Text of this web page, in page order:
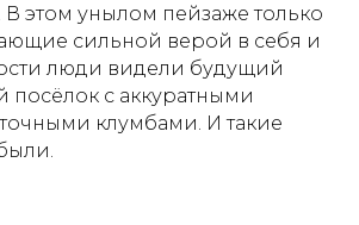
этом унылом пейзаже только
сильной верой в себя и
люди видели будущий
посёлок с аккуратными
клумбами. И такие